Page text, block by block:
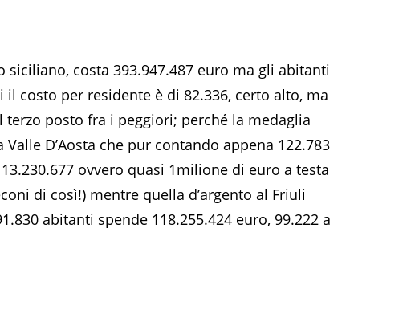
costa 393.947.487 euro ma gli abitanti
il costo per residente è di 82.336, certo alto, ma
terzo posto fra i peggiori; perché la medaglia
D’Aosta che pur contando appena 122.783
ovvero quasi 1milione di euro a testa
di così!) mentre quella d’argento al Friuli
abitanti spende 118.255.424 euro, 99.222 a